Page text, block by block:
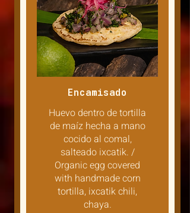
Encamisado
Huevo dentro de tortilla
de maíz hecha a mano
cocido al comal,
salteado ixcatik. /
Organic egg covered
with handmade corn
tortilla, ixcatik chili,
chaya.